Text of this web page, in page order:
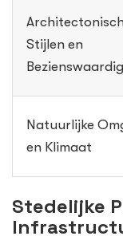
Stijlen en
Natuurlijke
en Klimaat
Stedelijke